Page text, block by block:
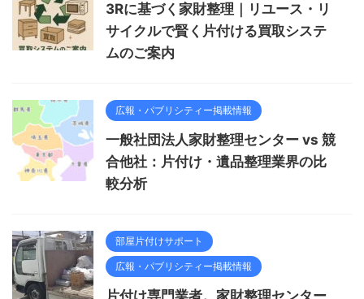
3Rに基づく家財整理｜リユース・リ
サイクルで賢く片付ける買取システ
ムのご案内
広報・パブリシティー掲載情報
一般社団法人家財整理センター vs 競
合他社：片付け・遺品整理業界の比
較分析
部屋片付けサポート
広報・パブリシティー掲載情報